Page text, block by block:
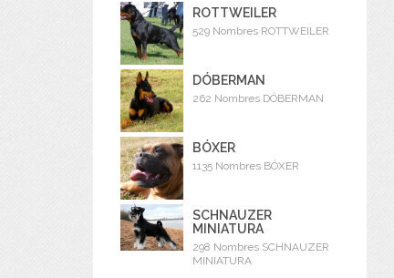
ROTTWEILER
529 Nombres ROTTWEILER
DÓBERMAN
262 Nombres DÓBERMAN
BÓXER
1135 Nombres BÓXER
SCHNAUZER
MINIATURA
298 Nombres SCHNAUZER
MINIATURA